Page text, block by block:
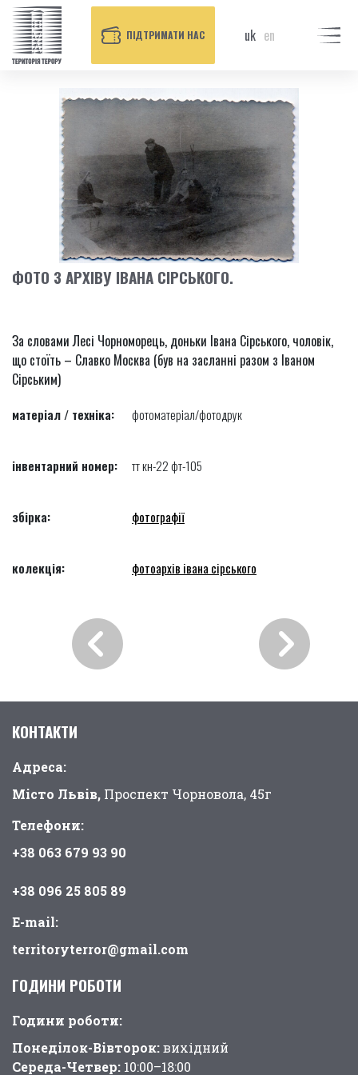
ПІДТРИМАТИ НАС uk en
ФОТО З АРХІВУ ІВАНА СІРСЬКОГО.
За словами Лесі Чорноморець, доньки Івана Сірського, чоловік,
що стоїть – Славко Москва (був на засланні разом з Іваном
Сірським)
матеріал / техніка: фотоматеріал/фотодрук
інвентарний номер: тт кн-22 фт-105
збірка: фотографії
колекція: фотоархів івана сірського
КОНТАКТИ
Адреса:
Місто Львів, Проспект Чорновола, 45г
Телефони:
+38 063 679 93 90
+38 096 25 805 89
E-mail:
territoryterror@gmail.com
ГОДИНИ РОБОТИ
Години pоботи:
Понеділок-Вівторок:вихідний
Середа-Четвер: 10:00–18:00